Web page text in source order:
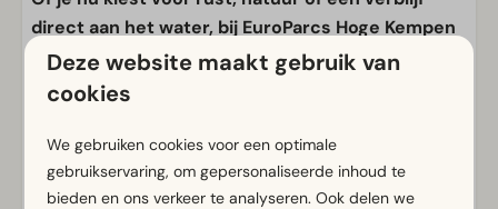
direct aan het water, bij EuroParcs Hoge Kempen
geniet je van het beste dat Belgisch Limburg te
bieden heeft.
Prachtige ligging aan het meer
Moderne badkamer
Deze website maakt gebruik van
cookies
We gebruiken cookies voor een optimale
gebruikservaring, om gepersonaliseerde inhoud te
bieden en ons verkeer te analyseren. Ook delen we